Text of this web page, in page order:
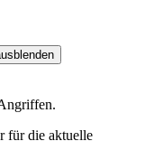
für die aktuelle